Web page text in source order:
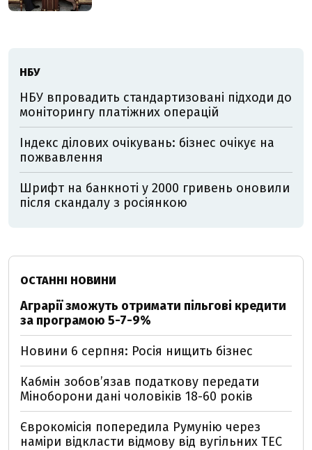
НБУ
НБУ впровадить стандартизовані підходи до
моніторингу платіжних операцій
Індекс ділових очікувань: бізнес очікує на
пожвавлення
Шрифт на банкноті у 2000 гривень оновили
після скандалу з росіянкою
ОСТАННІ НОВИНИ
Аграрії зможуть отримати пільгові кредити
за програмою 5-7-9%
Новини 6 серпня: Росія нищить бізнес
Кабмін зобовʼязав податкову передати
Міноборони дані чоловіків 18-60 років
Єврокомісія попередила Румунію через
наміри відкласти відмову від вугільних ТЕС